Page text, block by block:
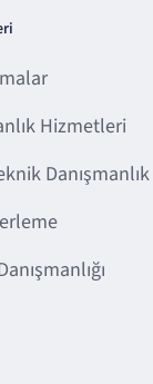
Hizmetleri